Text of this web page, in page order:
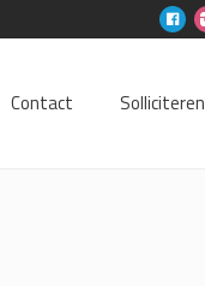
Contact Solliciteren